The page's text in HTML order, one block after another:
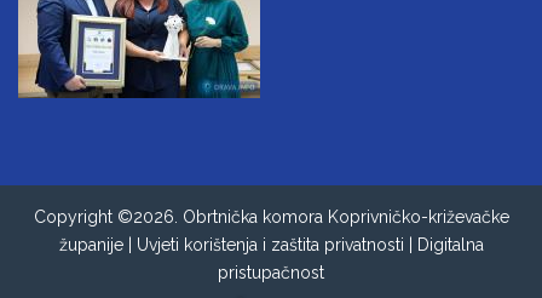
Copyright ©2026. Obrtnička komora Koprivničko-križevačke
županije | Uvjeti korištenja i zaštita privatnosti
Digitalna
pristupačnost